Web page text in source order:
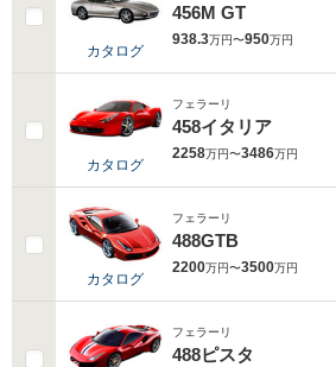
カタログ
456M GT
938.3万円〜950万円
カタログ
フェラーリ
458イタリア
2258万円〜3486万円
カタログ
フェラーリ
488GTB
2200万円〜3500万円
フェラーリ
488ピスタ